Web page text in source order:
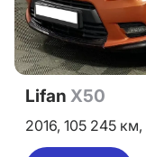
Lifan X50
2016, 105 245 км,